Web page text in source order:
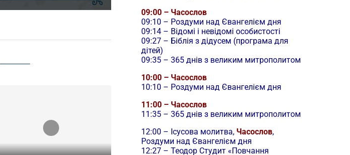
09:00 – Часослов
09:10 – Роздуми над Євангелієм дня
09:14 – Відомі і невідомі особистості
09:27 – Біблія з дідусем (програма для
дітей)
09:35 – 365 днів з великим митрополитом
10:00 – Часослов
10:10 – Роздуми над Євангелієм дня
11:00 – Часослов
11:35 – 365 днів з великим митрополитом
12:00 – Ісусова молитва, Часослов,
Роздуми над Євангелієм дня
12:27 – Теодор Студит «Повчання